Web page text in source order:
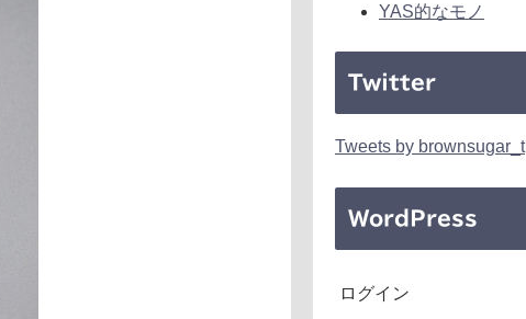
YAS的なモノ
Twitter
Tweets by brownsugar_t
WordPress
ログイン